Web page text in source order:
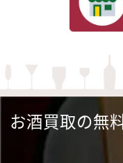
お酒買取の無